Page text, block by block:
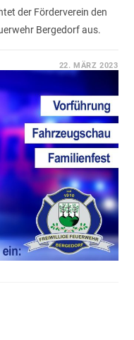
der Förderverein den
Bergedorf aus.
22. MÄRZ 2023